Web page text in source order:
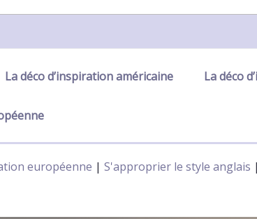
La déco d’inspiration américaine La déco
européenne | S'approprier le style anglais |